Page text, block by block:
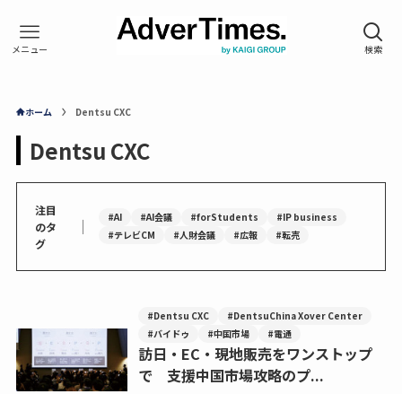
ホーム Dentsu CXC
Dentsu CXC
注目
のタ
グ
｜ #AI #AI会議 #forStudents
#IP business
#テレビCM
#人財会議 #広報 #転売
#Dentsu CXC
#DentsuChina Xover Center
#バイドゥ
#中国市場 #電通
訪日・EC・現地販売をワンストップ
で 支援中国市場攻略のプ...